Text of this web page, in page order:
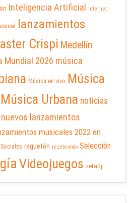
Inteligencia Artificial Internet
lanzamientos
Crispi Medellín
Mundial 2026 música
Música en vivo Música
Música Urbana noticias
nuevos lanzamientos
musicales 2022 en
reguetón rezeteando Selección
Videojuegos zetadj